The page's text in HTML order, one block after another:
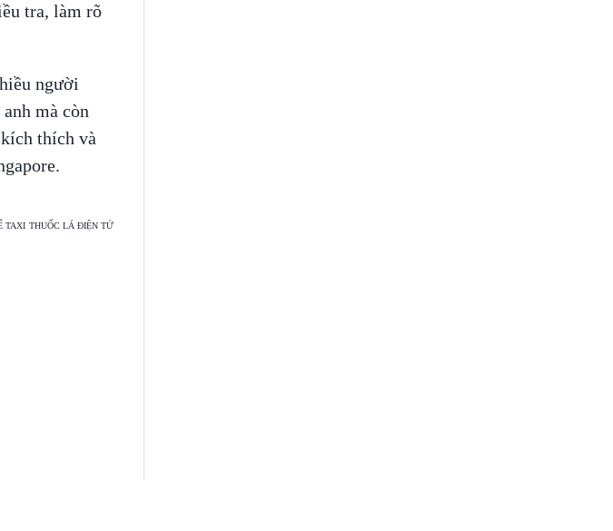
tra, làm rõ
người
mà còn
thích và
TAXI THUỐC LÁ ĐIỆN TỬ